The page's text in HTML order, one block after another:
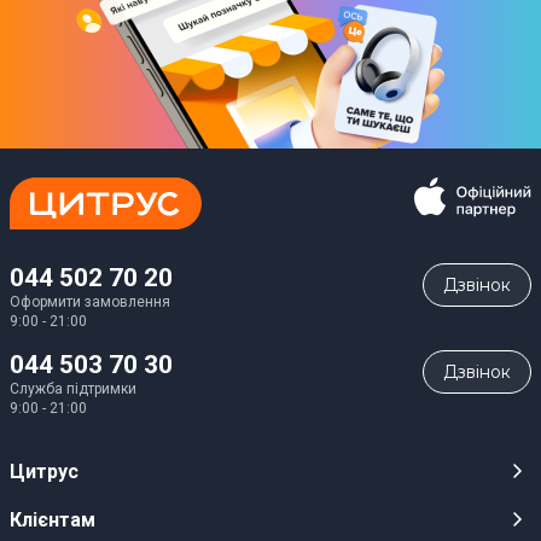
044 502 70 20
Оформити замовлення
9:00 - 21:00
Дзвiнок
044 503 70 30
Служба підтримки
9:00 - 21:00
Дзвiнок
Цитрус
Кар’єра
Клієнтам